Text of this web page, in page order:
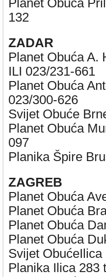
Planet Obuća
132
ZADAR
Planet Obuća A.
ILI 023/231-661
Planet Obuća
023/300-626
Svijet Obuće
Planet Obuća
097
Planika Špire
ZAGREB
Planet Obuća
Planet Obuća
Planet Obuća
Planet Obuća
Svijet
Planika Ilica 283